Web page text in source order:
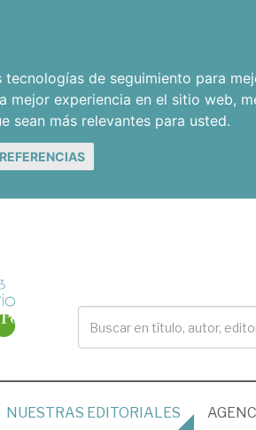
de seguimiento para
mejor experiencia en el sitio web,
sean más relevantes para usted.
NUESTRAS EDITORIALES